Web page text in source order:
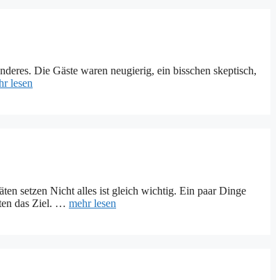
Die Gäste waren neugierig, ein bisschen skeptisch,
lesen
setzen Nicht alles ist gleich wichtig. Ein paar Dinge
das Ziel. … mehr lesen